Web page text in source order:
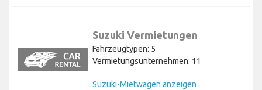
Suzuki Vermietungen
Fahrzeugtypen: 5
Vermietungsunternehmen: 11
Suzuki-Mietwagen anzeigen